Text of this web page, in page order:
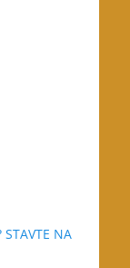
STAVTE NA